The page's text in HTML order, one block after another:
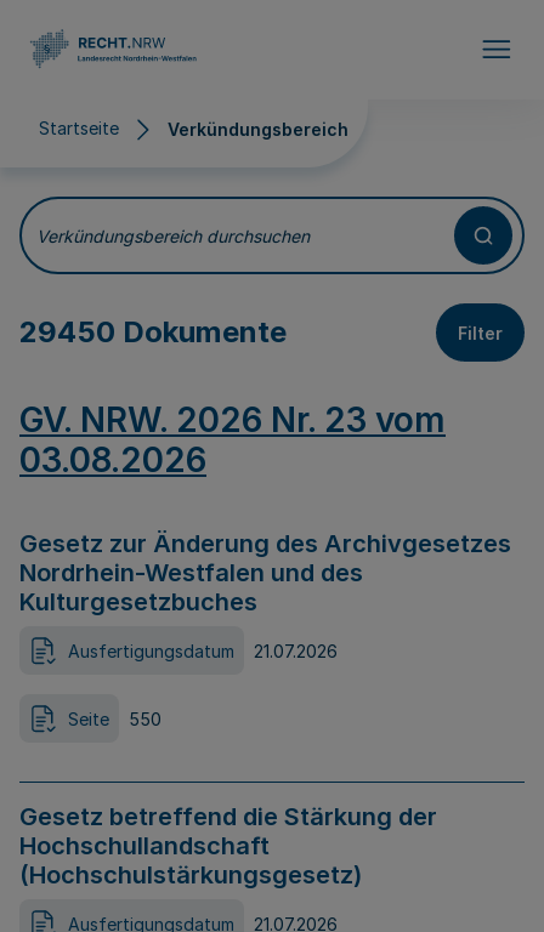
Startseite Verkündungsbereich
Verkündungsbereich
Verkündungsbereich durchsuchen
29450 Dokumente Filter
GV. NRW. 2026 Nr. 23 vom
03.08.2026
Gesetz zur Änderung des Archivgesetzes
Nordrhein-Westfalen und des
Kulturgesetzbuches
Ausfertigungsdatum 21.07.2026
Seite 550
Gesetz betreffend die Stärkung der
Hochschullandschaft
(Hochschulstärkungsgesetz)
Ausfertigungsdatum 21.07.2026